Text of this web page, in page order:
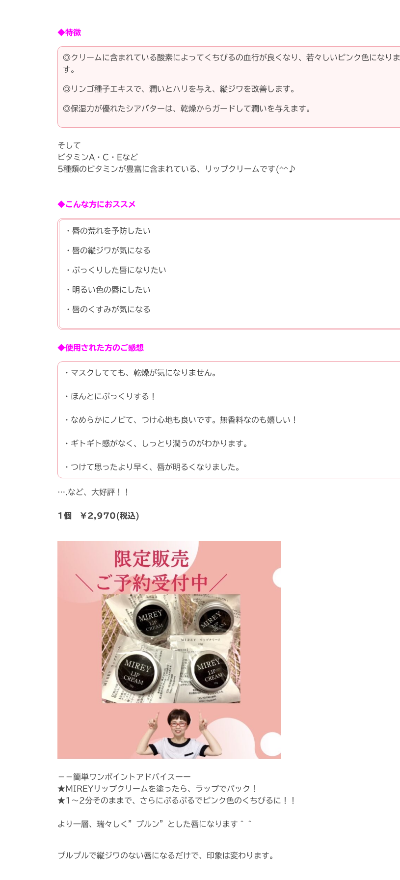
◆特徴
◎クリームに含まれている酸素によってくちびるの血行が良くなり、若々しいピンク色になりま
す。
◎リンゴ種子エキスで、潤いとハリを与え、縦ジワを改善します。
◎保湿力が優れたシアバターは、乾燥からガードして潤いを与えます。
そして
ビタミンA・C・Eなど
5種類のビタミンが豊富に含まれている、リップクリームです(^^♪
◆こんな方におススメ
・唇の荒れを予防したい
・唇の縦ジワが気になる
・ぷっくりした唇になりたい
・明るい色の唇にしたい
・唇のくすみが気になる
◆使用された方のご感想
・マスクしてても、乾燥が気になりません。
・ほんとにぷっくりする！
・なめらかにノビて、つけ心地も良いです。無香料なのも嬉しい！
・ギトギト感がなく、しっとり潤うのがわかります。
・つけて思ったより早く、唇が明るくなりました。
….など、大好評！！
1個 ￥2,970(税込)
－－簡単ワンポイントアドバイスーー
⁡★MIREYリップクリームを塗ったら、ラップでパック！
⁡★1～2分そのままで、さらにぷるぷるでピンク色のくちびるに！！
より一層、瑞々しく”プルン”とした唇になります＾＾
プルプルで縦ジワのない唇になるだけで、印象は変わります。